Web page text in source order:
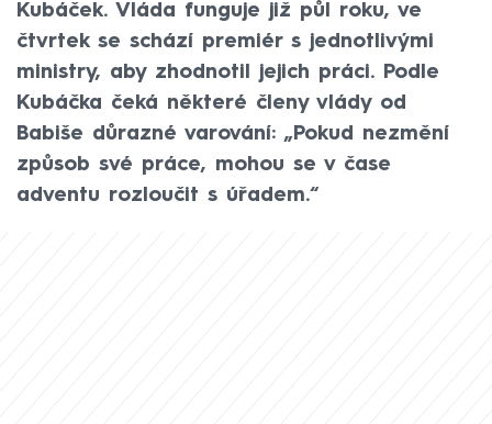
Kubáček. Vláda funguje již půl roku, ve
čtvrtek se schází premiér s jednotlivými
ministry, aby zhodnotil jejich práci. Podle
Kubáčka čeká některé členy vlády od
Babiše důrazné varování: „Pokud nezmění
způsob své práce, mohou se v čase
adventu rozloučit s úřadem.“